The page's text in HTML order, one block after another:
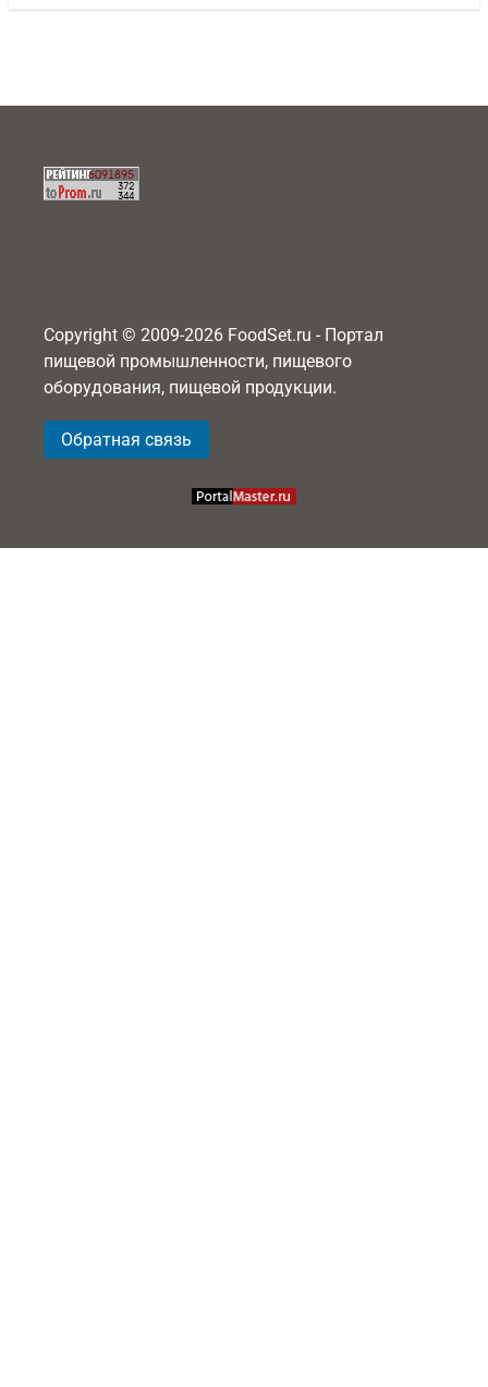
Copyright © 2009-2026 FoodSet.ru - Портал
пищевой промышленности, пищевого
оборудования, пищевой продукции.
Обратная связь